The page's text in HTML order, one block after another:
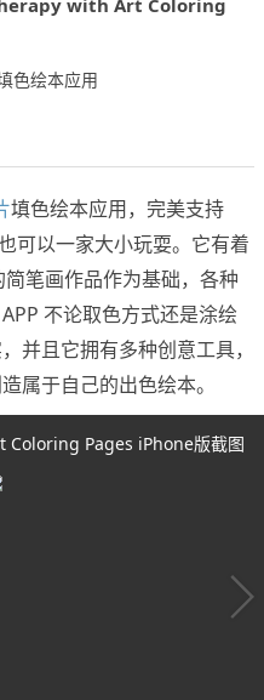
with Art Coloring
色绘本应用
填色绘本应用，完美支持
可以一家大小玩耍。它有着
笔画作品作为基础，各种
不论取色方式还是涂绘
并且它拥有多种创意工具，
属于自己的出色绘本。
Pages iPhone版截图